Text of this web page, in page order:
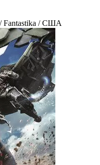
Fantastika / США